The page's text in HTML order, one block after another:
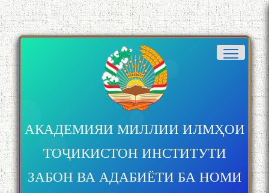
АКАДЕМИЯИ МИЛЛИИ ИЛМҲОИ
ТОҶИКИСТОН ИНСТИТУТИ
ЗАБОН ВА АДАБИЁТИ БА НОМИ
адабиётшинос Соҳиб
Табаров ҳамоиши илмӣ-
назариявӣ баргузор гардид.
МАВЛОНО ҶАЛОЛИДДИНИ
БАЛХӢ БУЗУРГТАРИН
ЗАБОНУ АДАБИ ТОҶИК